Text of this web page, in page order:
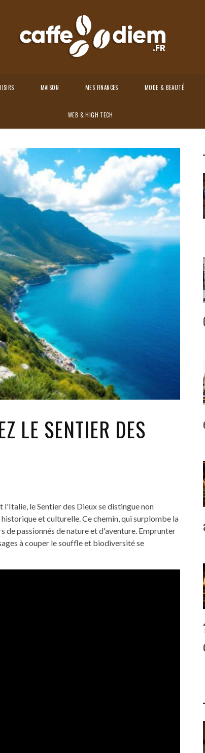
MAISON MES FINANCES MODE & BEAUTÉ
WEB & HIGH TECH
LE SENTIER DES
le Sentier des Dieux se distingue non
et culturelle. Ce chemin, qui surplombe la
passionnés de nature et d'aventure. Emprunter
à couper le souffle et biodiversité se